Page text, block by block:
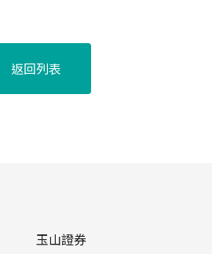
返回列表
玉山證券